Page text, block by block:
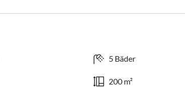
5 Bäder
200 m²